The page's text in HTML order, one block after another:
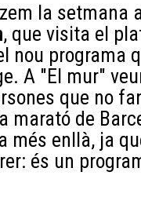
la setmana
, que visita el
nou programa
A "El mur"
que no
marató de
més enllà, ja
és un